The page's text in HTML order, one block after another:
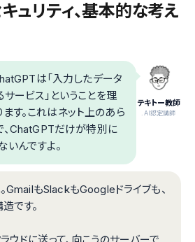
ュリティ、基本的な考え
テキトー教師
.AI認定講師
は「入力したデータ
ービス」ということを理
す。これはネット上のあら
、ChatGPTだけが特別に
んですよ。
GmailもSlackもGoogleドライブも、
です。